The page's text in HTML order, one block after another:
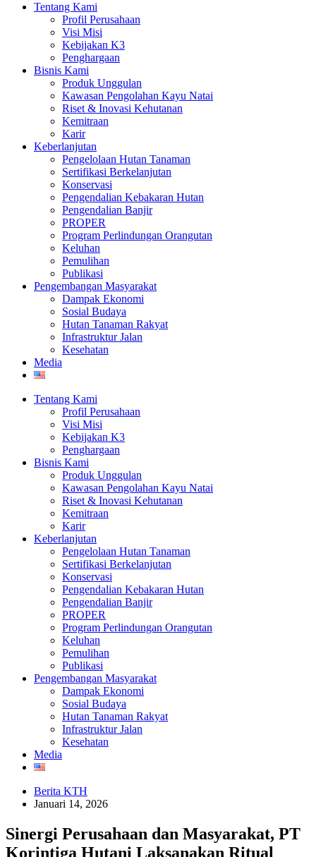
Tentang Kami
Profil Perusahaan
Visi Misi
Kebijakan K3
Penghargaan
Bisnis Kami
Produk Unggulan
Kawasan Pengolahan Kayu Natai
Riset & Inovasi Kehutanan
Kemitraan
Karir
Keberlanjutan
Pengelolaan Hutan Tanaman
Sertifikasi Berkelanjutan
Konservasi
Pengendalian Kebakaran Hutan
Pengendalian Banjir
PROPER
Program Perlindungan Orangutan
Keluhan
Pemulihan
Publikasi
Pengembangan Masyarakat
Dampak Ekonomi
Sosial Budaya
Hutan Tanaman Rakyat
Infrastruktur Jalan
Kesehatan
Media
Tentang Kami
Profil Perusahaan
Visi Misi
Kebijakan K3
Penghargaan
Bisnis Kami
Produk Unggulan
Kawasan Pengolahan Kayu Natai
Riset & Inovasi Kehutanan
Kemitraan
Karir
Keberlanjutan
Pengelolaan Hutan Tanaman
Sertifikasi Berkelanjutan
Konservasi
Pengendalian Kebakaran Hutan
Pengendalian Banjir
PROPER
Program Perlindungan Orangutan
Keluhan
Pemulihan
Publikasi
Pengembangan Masyarakat
Dampak Ekonomi
Sosial Budaya
Hutan Tanaman Rakyat
Infrastruktur Jalan
Kesehatan
Media
Berita KTH
Januari 14, 2026
Sinergi Perusahaan dan Masyarakat, PT
Korintiga Hutani Laksanakan Ritual